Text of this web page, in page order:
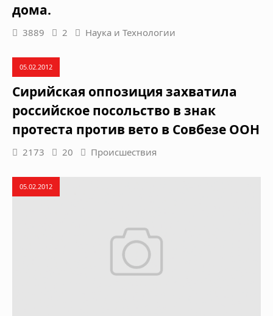
дома.
3889 2 Наука и Технологии
05.02.2012
Сирийская оппозиция захватила
российское посольство в знак
протеста против вето в Совбезе ООН
2173 20 Происшествия
05.02.2012